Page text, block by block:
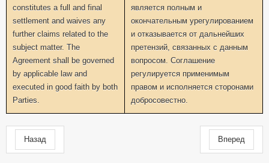
constitutes a full and final
settlement and waives any
further claims related to the
subject matter. The
Agreement shall be governed
by applicable law and
executed in good faith by both
Parties.
является полным и
окончательным урегулированием
и отказывается от дальнейших
претензий, связанных с данным
вопросом. Соглашение
регулируется применимым
правом и исполняется сторонами
добросовестно.
Назад Вперед